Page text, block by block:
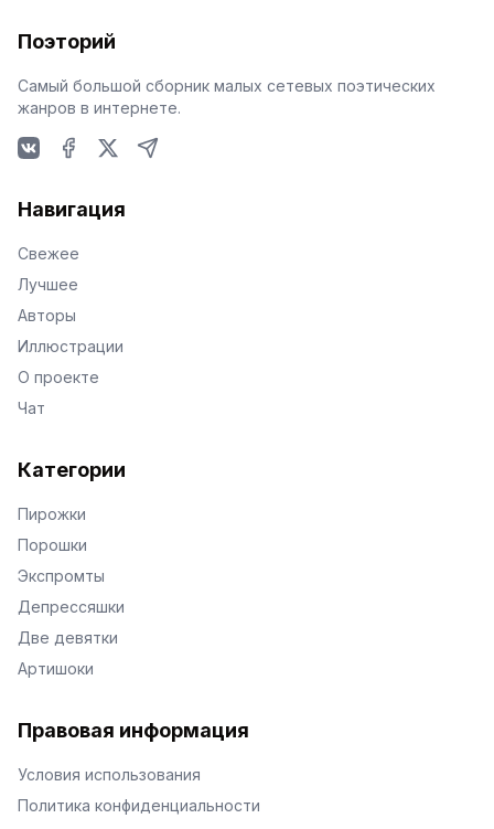
Поэторий
Самый большой сборник малых сетевых поэтических
жанров в интернете.
Навигация
Свежее
Лучшее
Авторы
Иллюстрации
О проекте
Чат
Категории
Пирожки
Порошки
Экспромты
Депрессяшки
Две девятки
Артишоки
Правовая информация
Условия использования
Политика конфиденциальности